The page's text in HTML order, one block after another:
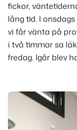
fickor,
lång tid. I
vi får vänta på
i två timmar sa
fredag. Igår blev